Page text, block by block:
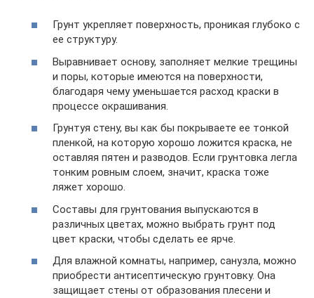
Грунт укрепляет поверхность, проникая глубоко с
ее структуру.
Выравнивает основу, заполняет мелкие трещины
и поры, которые имеются на поверхности,
благодаря чему уменьшается расход краски в
процессе окрашивания.
Грунтуя стену, вы как бы покрываете ее тонкой
пленкой, на которую хорошо ложится краска, не
оставляя пятен и разводов. Если грунтовка легла
тонким ровным слоем, значит, краска тоже
ляжет хорошо.
Составы для грунтования выпускаются в
различных цветах, можно выбрать грунт под
цвет краски, чтобы сделать ее ярче.
Для влажной комнаты, например, санузла, можно
приобрести антисептическую грунтовку. Она
защищает стены от образования плесени и